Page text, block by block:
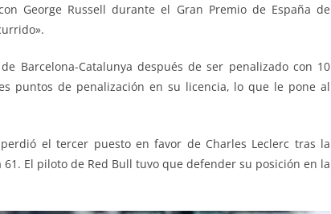
George Russell durante el Gran Premio de España de
Barcelona-Catalunya después de ser penalizado con 10
puntos de penalización en su licencia, lo que le pone al
el tercer puesto en favor de Charles Leclerc tras la
El piloto de Red Bull tuvo que defender su posición en la